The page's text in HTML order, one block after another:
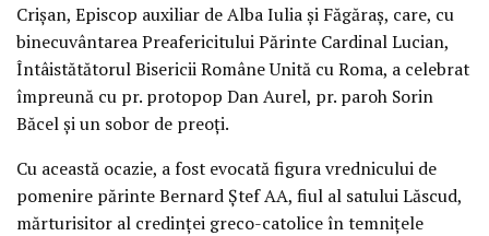
Crișan, Episcop auxiliar de Alba Iulia și Făgăraș, care, cu
binecuvântarea Preafericitului Părinte Cardinal Lucian,
Întâistătătorul Bisericii Române Unită cu Roma, a celebrat
împreună cu pr. protopop Dan Aurel, pr. paroh Sorin
Băcel și un sobor de preoți.
Cu această ocazie, a fost evocată figura vrednicului de
pomenire părinte Bernard Ștef AA, fiul al satului Lăscud,
mărturisitor al credinței greco-catolice în temnițele